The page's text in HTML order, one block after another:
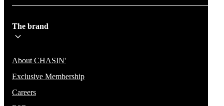
The brand
About CHASIN'
Exclusive Membership
Careers